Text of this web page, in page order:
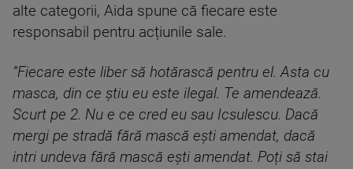
alte categorii, Aida spune că fiecare este
responsabil pentru acțiunile sale.
”Fiecare este liber să hotărască pentru el. Asta cu
masca, din ce știu eu este ilegal. Te amendează.
Scurt pe 2. Nu e ce cred eu sau Icsulescu. Dacă
mergi pe stradă fără mască ești amendat, dacă
intri undeva fără mască ești amendat. Poți să stai